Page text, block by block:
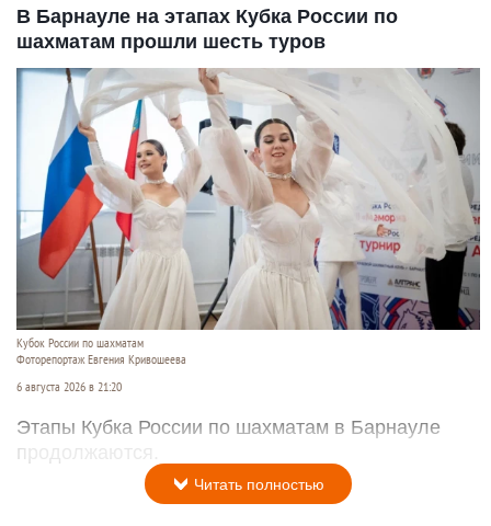
В Барнауле на этапах Кубка России по
шахматам прошли шесть туров
Кубок России по шахматам
Фоторепортаж Евгения Кривошеева
6 августа 2026 в 21:20
Этапы Кубка России по шахматам в Барнауле
продолжаются.
Читать полностью